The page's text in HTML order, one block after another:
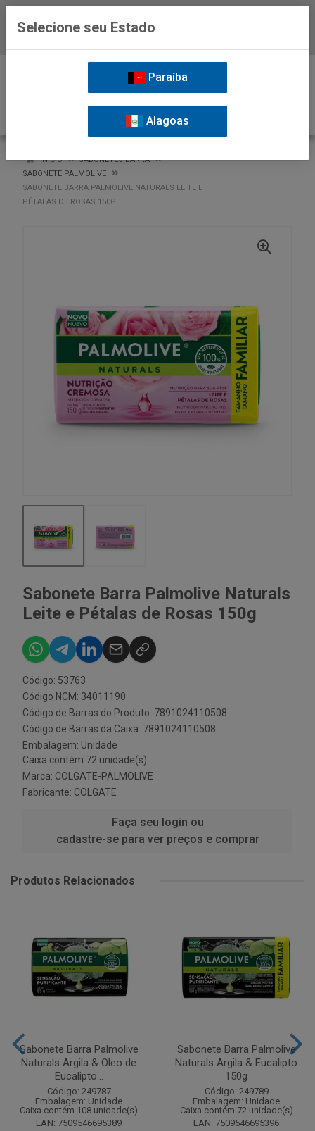
INÍCIO
SABONETES BARRA
SABONETE PALMOLIVE
SABONETE BARRA PALMOLIVE NATURALS LEITE E
PÉTALAS DE ROSAS 150G
Sabonete Barra Palmolive Naturals
Leite e Pétalas de Rosas 150g
Código: 53763
Código NCM: 34011190
Código de Barras do Produto: 7891024110508
Código de Barras da Caixa: 7891024110508
Embalagem: Unidade
Caixa contém 72 unidade(s)
Marca: COLGATE-PALMOLIVE
Fabricante: COLGATE
Faça seu login ou
cadastre-se para ver preços e comprar
Produtos Relacionados
Sabonete Barra Palmolive
Naturals Argila & Oleo de
Eucalipto...
Código: 249787
Embalagem: Unidade
Caixa contém 108 unidade(s)
EAN: 7509546695389
Sabonete Barra Palmolive
Naturals Argila & Eucalipto
150g
Código: 249789
Embalagem: Unidade
Caixa contém 72 unidade(s)
EAN: 7509546695396
Selecione seu Estado
Paraíba
Alagoas